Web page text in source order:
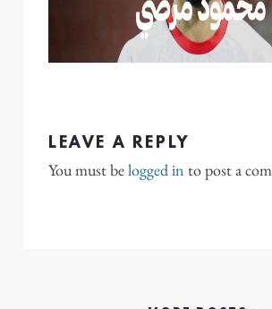
LEAVE A REPLY
You must belogged in to post a